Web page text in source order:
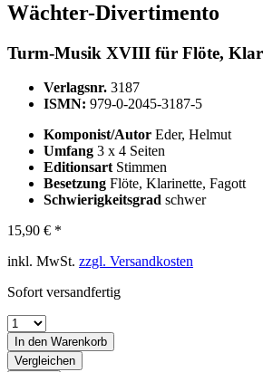
Wächter-Divertimento
Turm-Musik XVIII für Flöte,
Verlagsnr. 3187
ISMN: 979-0-2045-3187-5
Komponist/Autor Eder, Helmut
Umfang 3 x 4 Seiten
Editionsart Stimmen
Besetzung Flöte, Klarinette, Fagott
Schwierigkeitsgrad schwer
15,90 € *
inkl. MwSt. zzgl. Versandkosten
Sofort versandfertig
In den Warenkorb
Vergleichen